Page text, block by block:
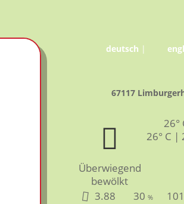
deutsch |
67117
Überwiegend
bewölkt
26°
26° C |
3.88 30 %